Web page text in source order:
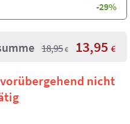
-29%
18,95 € 13,95 €
nicht